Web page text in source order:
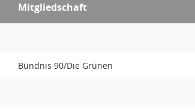
Mitgliedschaft
Bündnis 90/Die Grünen